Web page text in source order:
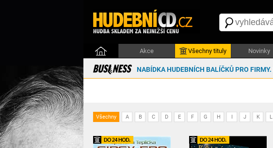
Akce Všechny tituly Novinky
NABÍDKA HUDEBNÍCH BALÍČKŮ PRO FIRMY.
Všechny A B C D E F G H I J K L